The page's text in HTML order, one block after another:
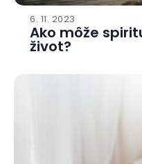
6. 11. 2023
Ako môže
život?